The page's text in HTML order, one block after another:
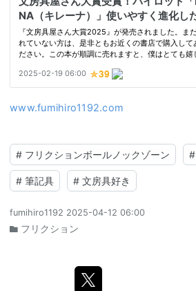
www.fumihiro1192.com
# フリクションボールノックゾーン #
# 筆記具 # 文房具好き
fumihiro1192 2025-04-12 06:00
フリクション